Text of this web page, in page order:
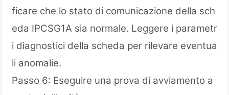
ficare che lo stato di comunicazione della sch
eda IPCSG1A sia normale. Leggere i parametr
i diagnostici della scheda per rilevare eventua
li anomalie.
Passo 6: Eseguire una prova di avviamento a